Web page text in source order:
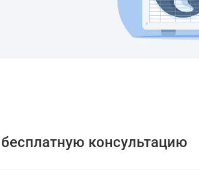
бесплатную консультацию